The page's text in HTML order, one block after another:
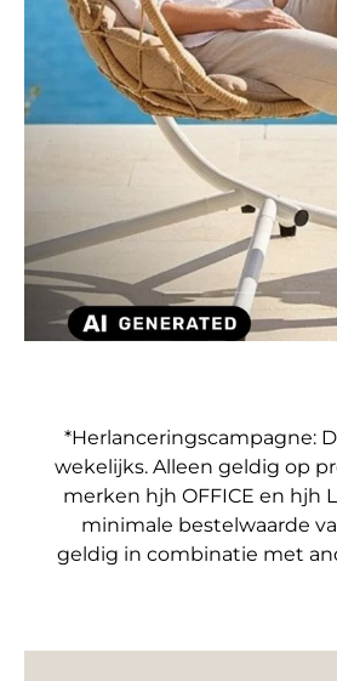
Dia laden 1 van
Dia laden
*Herlanceringscampagne:
wekelijks. Alleen geldig op
merken hjh OFFICE en hjh
minimale bestelwaarde
geldig in combinatie met